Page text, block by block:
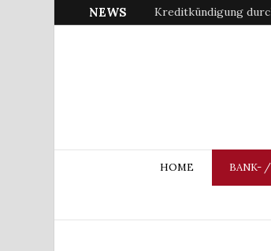
NEWS Kreditkündigung
HOME BANK-